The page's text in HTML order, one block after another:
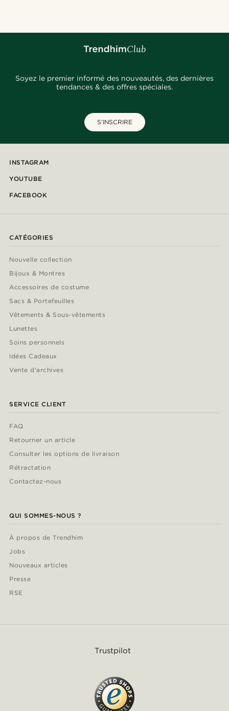
Soyez le premier informé des nouveautés, des dernières
tendances & des offres spéciales.
S'INSCRIRE
INSTAGRAM
YOUTUBE
FACEBOOK
CATÉGORIES
Nouvelle collection
Bijoux & Montres
Accessoires de costume
Sacs & Portefeuilles
Vêtements & Sous-vêtements
Lunettes
Soins personnels
Idées Cadeaux
Vente d'archives
SERVICE CLIENT
FAQ
Retourner un article
Consulter les options de livraison
Rétractation
Contactez-nous
QUI SOMMES-NOUS ?
À propos de Trendhim
Jobs
Nouveaux articles
Presse
RSE
Trustpilot